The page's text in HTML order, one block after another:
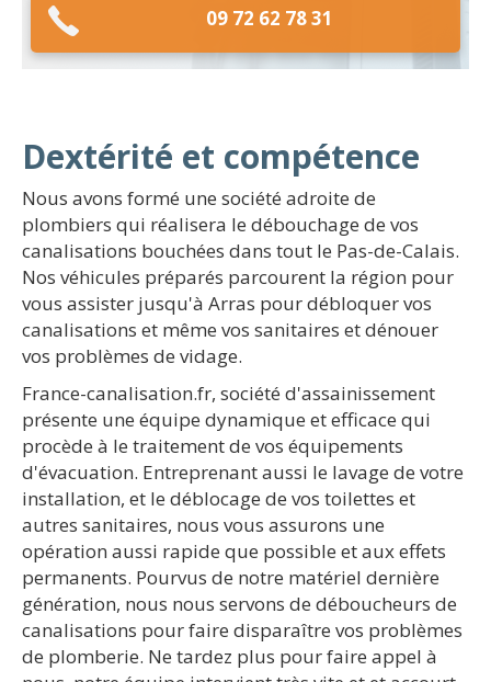
09 72 62 78 31
Dextérité et compétence
Nous avons formé une société adroite de
plombiers qui réalisera le débouchage de vos
canalisations bouchées dans tout le Pas-de-Calais.
Nos véhicules préparés parcourent la région pour
vous assister jusqu'à Arras pour débloquer vos
canalisations et même vos sanitaires et dénouer
vos problèmes de vidage.
France-canalisation.fr, société d'assainissement
présente une équipe dynamique et efficace qui
procède à le traitement de vos équipements
d'évacuation. Entreprenant aussi le lavage de votre
installation, et le déblocage de vos toilettes et
autres sanitaires, nous vous assurons une
opération aussi rapide que possible et aux effets
permanents. Pourvus de notre matériel dernière
génération, nous nous servons de déboucheurs de
canalisations pour faire disparaître vos problèmes
de plomberie. Ne tardez plus pour faire appel à